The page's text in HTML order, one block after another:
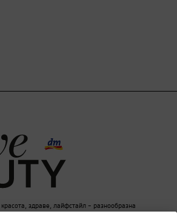
здраве, лайфстайл – разнообразна